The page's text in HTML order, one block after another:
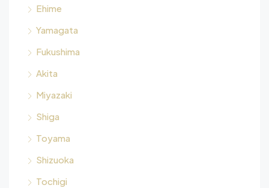
Ehime
Yamagata
Fukushima
Akita
Miyazaki
Shiga
Toyama
Shizuoka
Tochigi